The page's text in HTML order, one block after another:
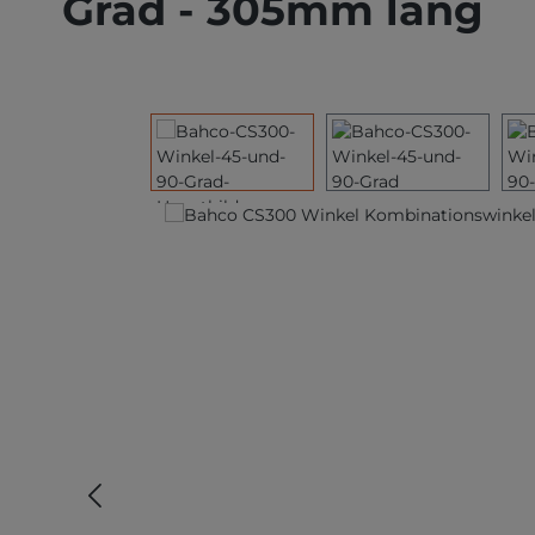
Bildergalerie überspringen